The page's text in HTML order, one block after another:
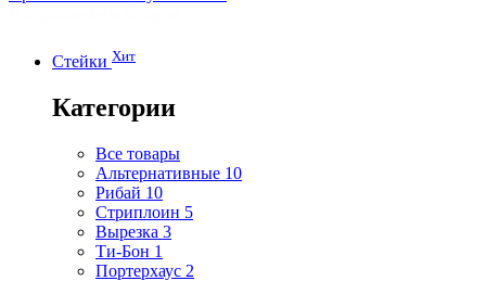
Стейки Хит
Категории
Все товары
Альтернативные 10
Рибай 10
Стриплоин 5
Вырезка 3
Ти-Бон 1
Портерхаус 2